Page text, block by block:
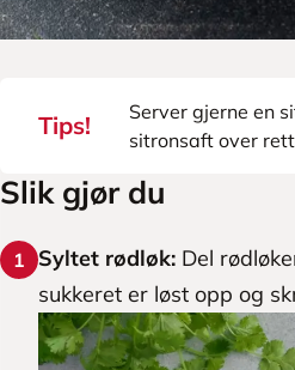
Tips!
Server gjerne en
sitronsaft over
Slik gjør du
1 Syltet rødløk: Del
sukkeret er løst opp og